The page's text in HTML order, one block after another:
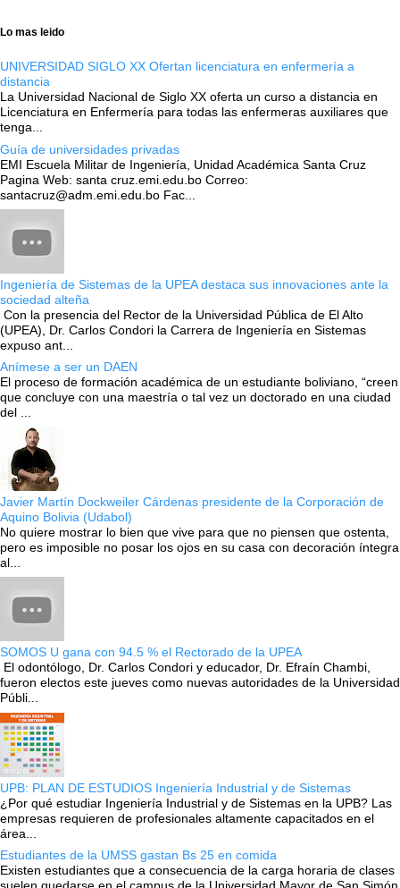
Lo mas leido
UNIVERSIDAD SIGLO XX Ofertan licenciatura en enfermería a
distancia
La Universidad Nacional de Siglo XX oferta un curso a distancia en
Licenciatura en Enfermería para todas las enfermeras auxiliares que
tenga...
Guía de universidades privadas
EMI Escuela Militar de Ingeniería, Unidad Académica Santa Cruz
Pagina Web: santa cruz.emi.edu.bo Correo:
santacruz@adm.emi.edu.bo Fac...
Ingeniería de Sistemas de la UPEA destaca sus innovaciones ante la
sociedad alteña
Con la presencia del Rector de la Universidad Pública de El Alto
(UPEA), Dr. Carlos Condori la Carrera de Ingeniería en Sistemas
expuso ant...
Anímese a ser un DAEN
El proceso de formación académica de un estudiante boliviano, “creen
que concluye con una maestría o tal vez un doctorado en una ciudad
del ...
Javier Martín Dockweiler Cárdenas presidente de la Corporación de
Aquino Bolivia (Udabol)
No quiere mostrar lo bien que vive para que no piensen que ostenta,
pero es imposible no posar los ojos en su casa con decoración íntegra
al...
SOMOS U gana con 94.5 % el Rectorado de la UPEA
El odontólogo, Dr. Carlos Condori y educador, Dr. Efraín Chambi,
fueron electos este jueves como nuevas autoridades de la Universidad
Públi...
UPB: PLAN DE ESTUDIOS Ingeniería Industrial y de Sistemas
¿Por qué estudiar Ingeniería Industrial y de Sistemas en la UPB? Las
empresas requieren de profesionales altamente capacitados en el
área...
Estudiantes de la UMSS gastan Bs 25 en comida
Existen estudiantes que a consecuencia de la carga horaria de clases
suelen quedarse en el campus de la Universidad Mayor de San Simón